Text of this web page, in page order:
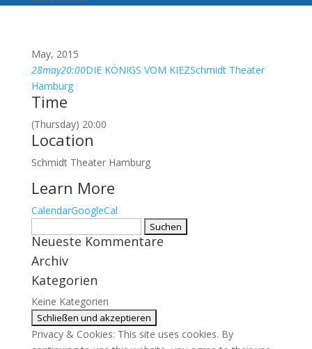
May, 2015
28may20:00DIE KÖNIGS VOM KIEZSchmidt Theater
Hamburg
Time
(Thursday) 20:00
Location
Schmidt Theater Hamburg
Learn More
CalendarGoogleCal
nach:
Neueste Kommentare
Archiv
Kategorien
Keine Kategorien
Privacy & Cookies: This site uses cookies. By